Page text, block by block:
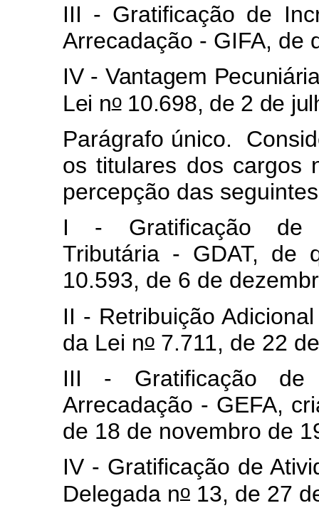
III - Gratificação de
Arrecadação - GIFA, de
IV - Vantagem
Lei no10.698, de 2 de
Parágrafo único.
os titulares dos cargos
percepção das
I - Gratificação de
Tributária - GDAT,
10.593, de 6 de
II - Retribuição
da Lei no 7.711, de 22
III - Gratificação de
Arrecadação - GEFA,
de 18 de novembro de
IV - Gratificação de
Delegada no 13, de 27